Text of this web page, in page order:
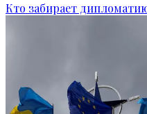
Кто забирает